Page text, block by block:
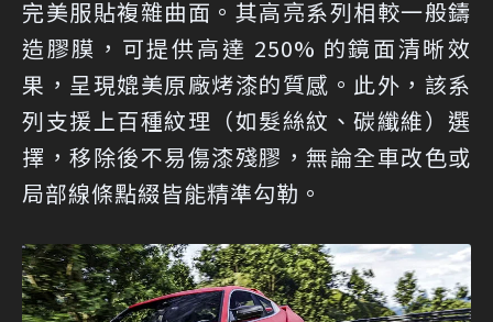
完美服貼複雜曲面。其高亮系列相較一般鑄
造膠膜，可提供高達 250% 的鏡面清晰效
果，呈現媲美原廠烤漆的質感。此外，該系
列支援上百種紋理（如髮絲紋、碳纖維）選
擇，移除後不易傷漆殘膠，無論全車改色或
局部線條點綴皆能精準勾勒。